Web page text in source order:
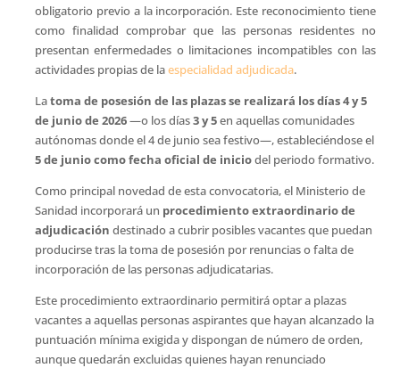
obligatorio previo a la incorporación. Este reconocimiento tiene
como finalidad comprobar que las personas residentes no
presentan enfermedades o limitaciones incompatibles con las
actividades propias de laespecialidad adjudicada.
Latoma de posesión de las plazas se realizará los días 4 y 5
de junio de 2026—o los días3 y 5en aquellas comunidades
autónomas donde el 4 de junio sea festivo—, estableciéndose el
5 de junio como fecha oficial de iniciodel periodo formativo.
Como principal novedad de esta convocatoria, el Ministerio de
Sanidad incorporará un procedimiento extraordinario de
adjudicación destinado a cubrir posibles vacantes que puedan
producirse tras la toma de posesión por renuncias o falta de
incorporación de las personas adjudicatarias.
Este procedimiento extraordinario permitirá optar a plazas
vacantes a aquellas personas aspirantes que hayan alcanzado la
puntuación mínima exigida y dispongan de número de orden,
aunque quedarán excluidas quienes hayan renunciado